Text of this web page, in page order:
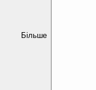
Більше